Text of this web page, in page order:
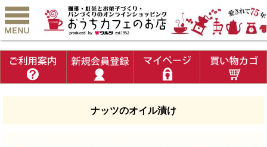
ナッツのオイル漬け